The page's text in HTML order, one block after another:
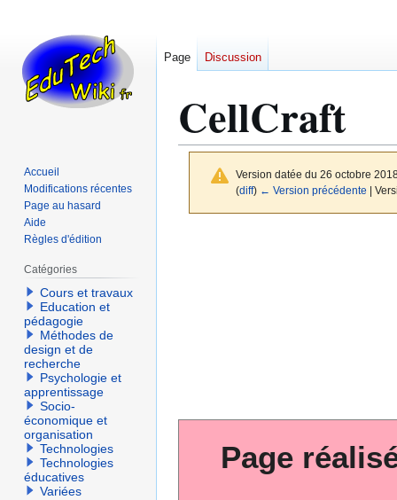
CellCraft
Version datée du 26 octobre
(diff) ← Version précédente |
Page
Page Discussion
Accueil
Modifications récentes
Page au hasard
Aide
Règles d'édition
Catégories
Cours et travaux
Education et
pédagogie
Méthodes de
design et de
recherche
Psychologie et
apprentissage
Socio-
économique et
organisation
Technologies
Technologies
éducatives
Variées